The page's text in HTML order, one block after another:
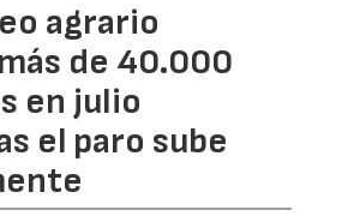
agrario
de 40.000
en julio
el paro sube